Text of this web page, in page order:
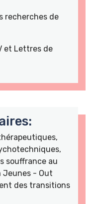
recherches de
et Lettres de
souffrance au
Jeunes - Out
des transitions